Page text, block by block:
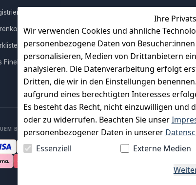
Ihre
Wir verwenden Cookies und ähnliche
personenbezogene Daten von
personalisieren, Medien von Drittanbietern
analysieren. Die Datenverarbeitung erfolgt
Dritten, die wir in den Einstellungen
aufgrund eines berechtigten Interesses
Es besteht das Recht, nicht einzuwilligen
oder zu widerrufen. Beachten Sie unser
personenbezogener Daten in unserer
Essenziell
Externe Medien
FineBuy-Magazin
Rücksendung
Persönlicher
Erfahrungen
Vertrag
BEZAHLEN MIT